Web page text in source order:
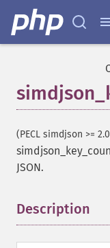
(PECL simdjson >=
JSON.
Description